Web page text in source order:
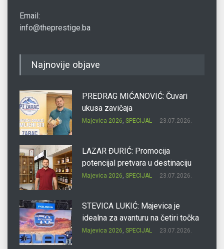
Email:
info@theprestige.ba
Najnovije objave
PREDRAG MIĆANOVIĆ: Čuvari
ukusa zavičaja
Majevica 2026, SPECIJAL 23.07.2026.
LAZAR ĐURIĆ: Promocija
potencijal pretvara u destinaciju
Majevica 2026, SPECIJAL 23.07.2026.
STEVICA LUKIĆ: Majevica je
idealna za avanturu na četiri točka
Majevica 2026, SPECIJAL 23.07.2026.